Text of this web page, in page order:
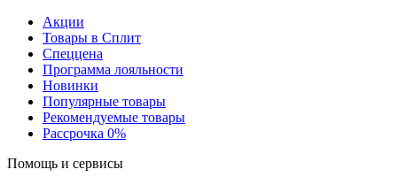
Акции
Товары в Сплит
Спеццена
Программа лояльности
Новинки
Популярные товары
Рекомендуемые товары
Рассрочка 0%
Помощь и сервисы